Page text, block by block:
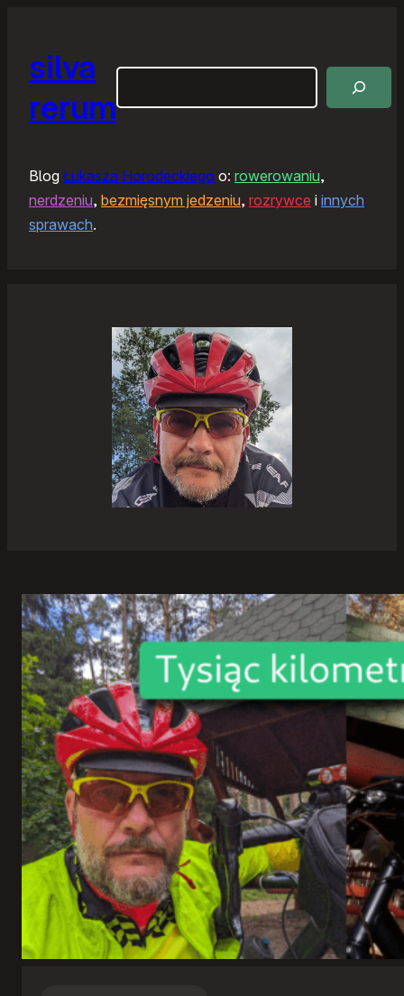
silva
rerum
Blog Łukasza Horodeckiego o: rowerowaniu,
nerdzeniu, bezmięsnym jedzeniu, rozrywce i innych
sprawach.